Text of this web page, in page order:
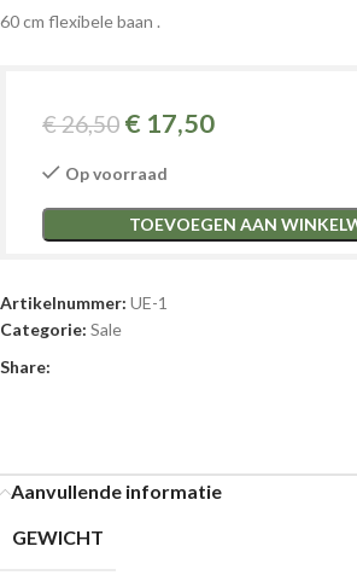
60 cm flexibele baan .
€26,50 € 17,50
Op voorraad
TOEVOEGEN AAN
Artikelnummer: UE-1
Categorie: Sale
Share:
Aanvullende informatie
GEWICHT